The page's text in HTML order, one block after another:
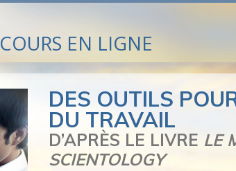
COURS EN LIGNE
DES OUTILS
DU TRAVAIL
D’APRÈS LE LIVRE LE
SCIENTOLOGY